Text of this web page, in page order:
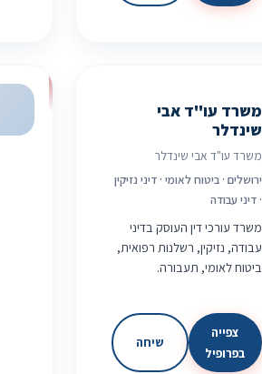
משרד עו"ד אבי
שינדלר
משרד עו"ד אבי שינדלר
ירושלים · ביטוח לאומי · דיני נזיקין
· דיני עבודה
משרד עורכי דין העוסק בדיני
עבודה, נזיקין, רשלנות רפואית,
ביטוח לאומי, תעבורה.
צפייה
בפרופיל
שיחה